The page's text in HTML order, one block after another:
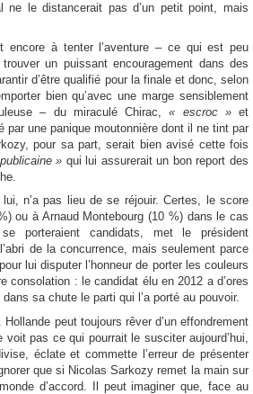
ne le distancerait pas d’un petit point, mais
encore à tenter l’aventure – ce qui est peu
un puissant encouragement dans des
d’être qualifié pour la finale et donc, selon
bien qu’avec une marge sensiblement
– du miraculé Chirac,« escroc »et
par une panique moutonnière dont il ne tint par
pour sa part, serait bien avisé cette fois
» qui lui assurerait un bon report des
n’a pas lieu de se réjouir. Certes, le score
ou à Arnaud Montebourg (10 %) dans le cas
porteraient candidats, met le président
de la concurrence, mais seulement parce
lui disputer l’honneur de porter les couleurs
consolation : le candidat élu en 2012 a d’ores
sa chute le parti qui l’a porté au pouvoir.
Hollande peut toujours rêver d’un effondrement
pas ce qui pourrait le susciter aujourd’hui,
éclate et commette l’erreur de présenter
que si Nicolas Sarkozy remet la main sur
d’accord. Il peut imaginer que, face au